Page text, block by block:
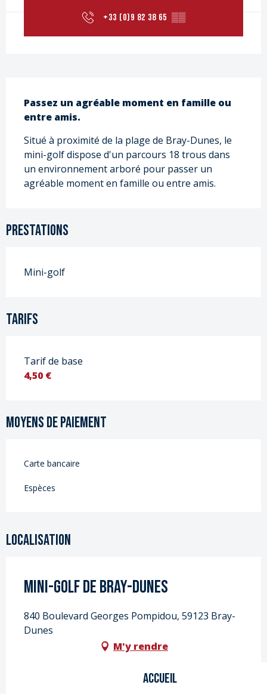
Accueil
+33 (0)9 82 38 65 ▒▒
Description
Passez un agréable moment en famille ou
entre amis.
Situé à proximité de la plage de Bray-Dunes, le
mini-golf dispose d'un parcours 18 trous dans
un environnement arboré pour passer un
agréable moment en famille ou entre amis.
Prestations
Mini-golf
Tarifs
Tarif de base
4,50 €
Moyens de paiement
Carte bancaire
Espèces
Localisation
Mini-golf de Bray-Dunes
840 Boulevard Georges Pompidou, 59123 Bray-
Dunes
M'y rendre